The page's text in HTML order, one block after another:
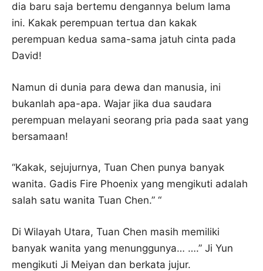
dia baru saja bertemu dengannya belum lama
ini. Kakak perempuan tertua dan kakak
perempuan kedua sama-sama jatuh cinta pada
David!
Namun di dunia para dewa dan manusia, ini
bukanlah apa-apa. Wajar jika dua saudara
perempuan melayani seorang pria pada saat yang
bersamaan!
“Kakak, sejujurnya, Tuan Chen punya banyak
wanita. Gadis Fire Phoenix yang mengikuti adalah
salah satu wanita Tuan Chen.” “
Di Wilayah Utara, Tuan Chen masih memiliki
banyak wanita yang menunggunya… ….” Ji Yun
mengikuti Ji Meiyan dan berkata jujur.